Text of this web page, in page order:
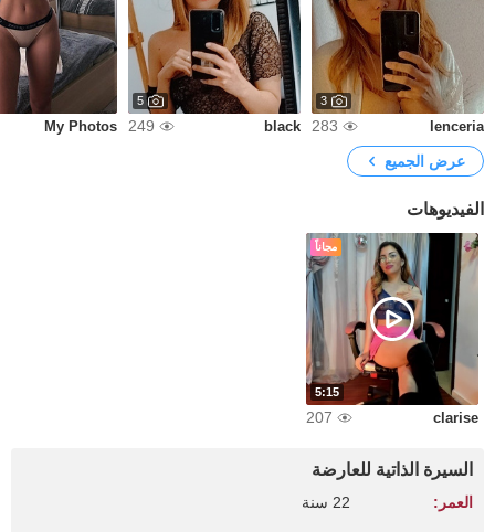
3
lenceria
283
5
black
249
My Photos
عرض الجميع
الفيديوهات
مجاناً
5:15
clarise
207
السيرة الذاتية للعارضة
العمر: 22 سنة